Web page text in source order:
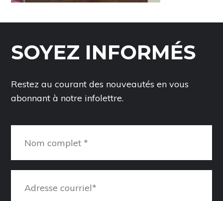
SOYEZ INFORMÉS
Restez au courant des nouveautés en vous
abonnant à notre infolettre.